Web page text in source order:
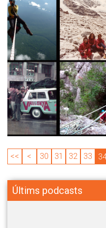
<< < 30 31 32 33
Últims podcasts